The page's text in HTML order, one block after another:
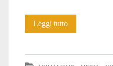
Leggi tutto“On